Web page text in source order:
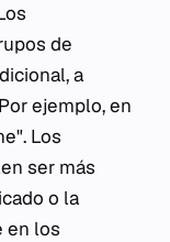
de
a
ejemplo, en
Los
ser más
o la
en los